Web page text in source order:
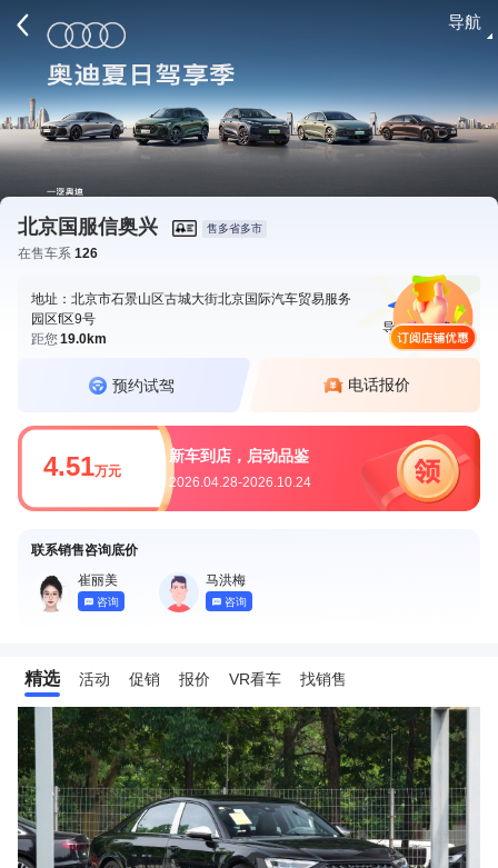
导航
北京国服信奥兴 售多省多市
在售车系 126
地址：北京市石景山区古城大街北京国际汽车贸易服务
园区f区9号
距您19.0km
导航 电话
预约试驾 电话报价
4.51万元
新车到店，启动品鉴
2026.04.28-2026.10.24
联系销售咨询底价
崔丽美
咨询
马洪梅
咨询
精选 活动 促销 报价 VR看车 找销售